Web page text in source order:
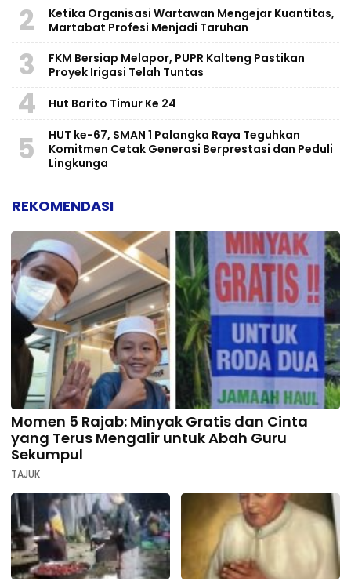
2
Ketika Organisasi Wartawan Mengejar Kuantitas,
Martabat Profesi Menjadi Taruhan
3
FKM Bersiap Melapor, PUPR Kalteng Pastikan
Proyek Irigasi Telah Tuntas
4 Hut Barito Timur Ke 24
5
HUT ke-67, SMAN 1 Palangka Raya Teguhkan
Komitmen Cetak Generasi Berprestasi dan Peduli
Lingkunga
REKOMENDASI
Momen 5 Rajab: Minyak Gratis dan Cinta
yang Terus Mengalir untuk Abah Guru
Sekumpul
TAJUK